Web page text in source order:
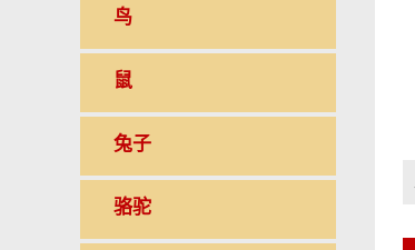
鸟
鼠
兔子
骆驼